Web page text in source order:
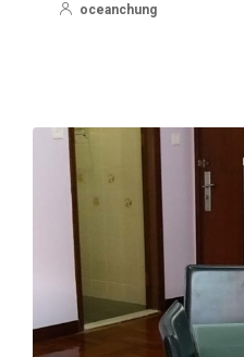
oceanchung